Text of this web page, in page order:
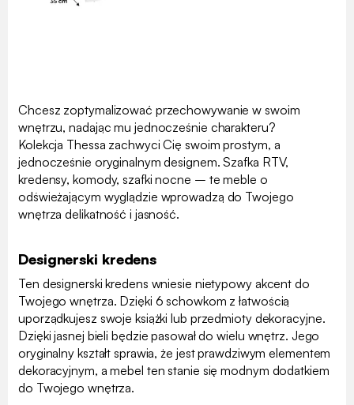
Chcesz zoptymalizować przechowywanie w swoim
wnętrzu, nadając mu jednocześnie charakteru?
Kolekcja Thessa zachwyci Cię swoim prostym, a
jednocześnie oryginalnym designem. Szafka RTV,
kredensy, komody, szafki nocne – te meble o
odświeżającym wyglądzie wprowadzą do Twojego
wnętrza delikatność i jasność.
Designerski kredens
Ten designerski kredens wniesie nietypowy akcent do
Twojego wnętrza. Dzięki 6 schowkom z łatwością
uporządkujesz swoje książki lub przedmioty dekoracyjne.
Dzięki jasnej bieli będzie pasował do wielu wnętrz. Jego
oryginalny kształt sprawia, że jest prawdziwym elementem
dekoracyjnym, a mebel ten stanie się modnym dodatkiem
do Twojego wnętrza.